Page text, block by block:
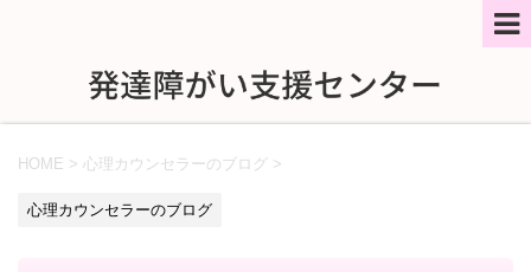
HOME > 心理カウンセラーのブログ >
心理カウンセラーのブログ